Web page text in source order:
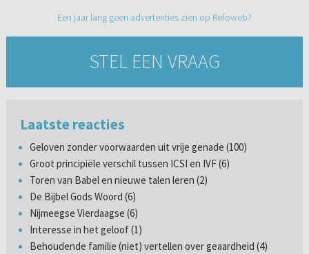
Een jaar lang geen advertenties zien op Refoweb?
STEL EEN VRAAG
Laatste reacties
Geloven zonder voorwaarden uit vrije genade (100)
Groot principiële verschil tussen ICSI en IVF (6)
Toren van Babel en nieuwe talen leren (2)
De Bijbel Gods Woord (6)
Nijmeegse Vierdaagse (6)
Interesse in het geloof (1)
Behoudende familie (niet) vertellen over geaardheid (4)